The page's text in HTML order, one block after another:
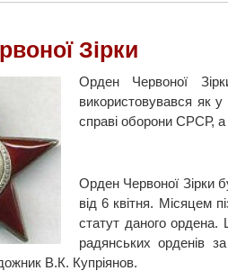
Зірки
Орден Червоної
використовувався як
справі оборони СРСР, а
Орден Червоної Зірки
від 6 квітня. Місяцем
статут даного
радянських орденів
В.К. Купріянов.